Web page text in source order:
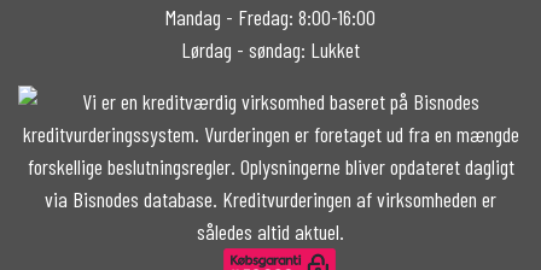
Mandag - Fredag: 8:00-16:00
Lørdag - søndag: Lukket